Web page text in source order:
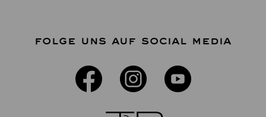
FOLGE UNS AUF SOCIAL MEDIA